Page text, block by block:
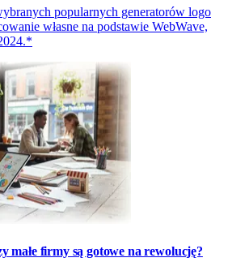
popularnych generatorów logo
własne na podstawie WebWave,
małe firmy są gotowe na rewolucję?